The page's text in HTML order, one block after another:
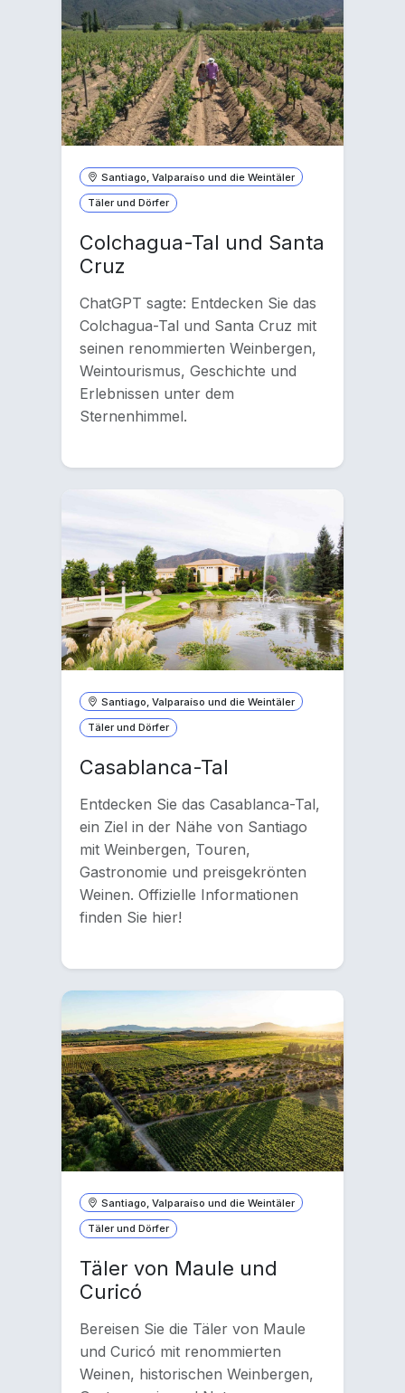
Santiago, Valparaíso und die Weintäler
Täler und Dörfer
Colchagua-Tal und Santa
Cruz
ChatGPT sagte: Entdecken Sie das
Colchagua-Tal und Santa Cruz mit
seinen renommierten Weinbergen,
Weintourismus, Geschichte und
Erlebnissen unter dem
Sternenhimmel.
Santiago, Valparaíso und die Weintäler
Täler und Dörfer
Casablanca-Tal
Entdecken Sie das Casablanca-Tal,
ein Ziel in der Nähe von Santiago
mit Weinbergen, Touren,
Gastronomie und preisgekrönten
Weinen. Offizielle Informationen
finden Sie hier!
Santiago, Valparaíso und die Weintäler
Täler und Dörfer
Täler von Maule und
Curicó
Bereisen Sie die Täler von Maule
und Curicó mit renommierten
Weinen, historischen Weinbergen,